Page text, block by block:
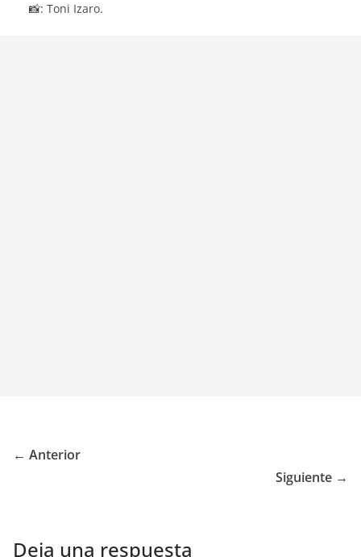
📸: Toni Izaro.
← Anterior
Siguiente →
Deja una respuesta